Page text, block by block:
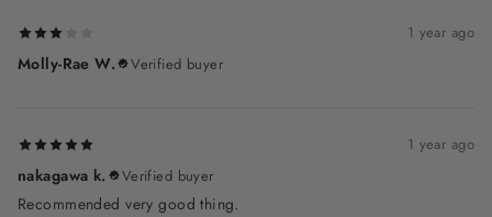
1 year ago
Molly-Rae W. Verified buyer
1 year ago
nakagawa k. Verified buyer
Recommended very good thing.